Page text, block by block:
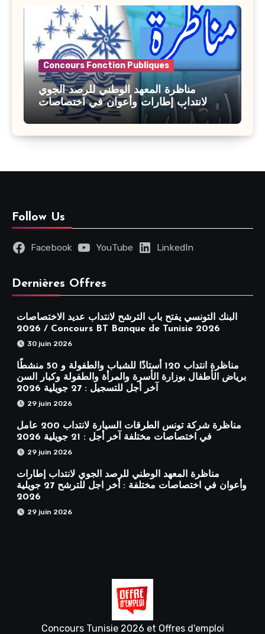
Concours Fonction Publiques
مناظرة المعهد الوطني للرصد الجوي
لانتداب إطارات وأعوان في اختصاصات
مختلفة : أخر اجل للترشح 27 جويلية 2026
Follow Us
Facebook YouTube LinkedIn
Dernières Offres
البنك التونسي يفتح باب الترشح لانتداب عديد الاختصاصات
2026 / Concours BT Banque de Tunisie 2026
30 juin 2026
مناظرة انتداب 120 أستاذًا للشباب والطفولة و 50 منشطًا
برياض الأطفال بوزارة الأسرة والمرأة والطفولة وكبار السن
آخر أجل للتسجيل : 27 جويلية 2026
29 juin 2026
مناظرة شركة تونس الطرقات السيارة لانتداب 200 عامل
في اختصاصات مختلفة آخر أجل : 21 جويلية 2026
29 juin 2026
مناظرة المعهد الوطني للرصد الجوي لانتداب إطارات
وأعوان في اختصاصات مختلفة : أخر اجل للترشح 27 جويلية
2026
29 juin 2026
Concours Tunisie 2026 et Offres d'emploi